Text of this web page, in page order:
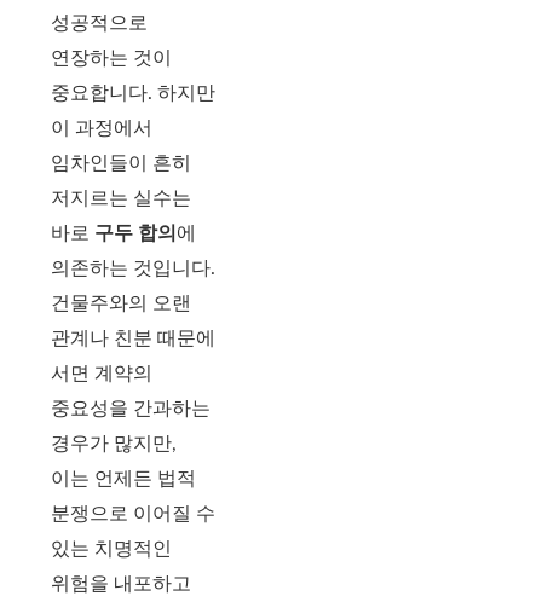
성공적으로
연장하는 것이
중요합니다. 하지만
이 과정에서
임차인들이 흔히
저지르는 실수는
바로 구두 합의 에
의존하는 것입니다.
건물주와의 오랜
관계나 친분 때문에
서면 계약의
중요성을 간과하는
경우가 많지만,
이는 언제든 법적
분쟁으로 이어질 수
있는 치명적인
위험을 내포하고